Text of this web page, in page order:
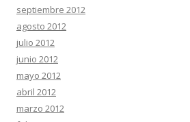
septiembre 2012
agosto 2012
julio 2012
junio 2012
mayo 2012
abril 2012
marzo 2012